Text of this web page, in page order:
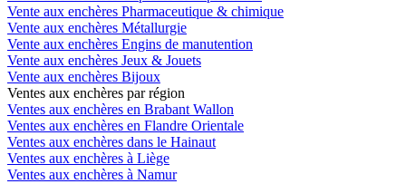
Vente aux enchères Pharmaceutique & chimique
Vente aux enchères Métallurgie
Vente aux enchères Engins de manutention
Vente aux enchères Jeux & Jouets
Vente aux enchères Bijoux
Ventes aux enchères par région
Ventes aux enchères en Brabant Wallon
Ventes aux enchères en Flandre Orientale
Ventes aux enchères dans le Hainaut
Ventes aux enchères à Liège
Ventes aux enchères à Namur